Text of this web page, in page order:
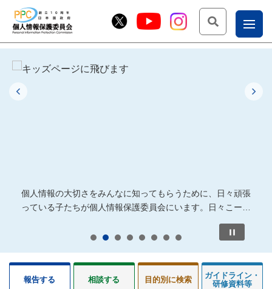
などを幅広くお伝えしています。
ングによる手口をそれぞれショートドラマで紹介していま
スライド8枚中の2枚目を表示しています。
キッズページに飛びます
個人情報の大切さをみんなに知ってもらうために、日々
個人情報の大切さをみんなに知ってもらうために、日々頑張
っている子たちが個人情報保護委員会にいます。日々こーじ
全部で４個のタブがあり、矢印キーで次のタブに移動、
報告する 相談する 目的別に検索
ガイドライン・
研修資料等